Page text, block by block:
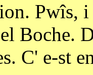
Pwîs,
Boche.
C' e-st